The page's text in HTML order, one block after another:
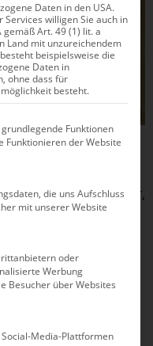
reiner Bronze
aus Kupfer,
Mischung ist
Ein Sprecher von
eng mit der
Herstellung und
zuständigen
Daten in den USA.
willigen Sie auch in
Art. 49 (1) lit. a
Land mit unzureichendem
beispielsweise die
Daten in
ohne dass für
besteht.
Gruppen, für die
Funktionen
Funktionieren der Website
die uns Aufschluss
mit unserer Website
oder
Werbung
Besucher über Websites
Media-Plattformen